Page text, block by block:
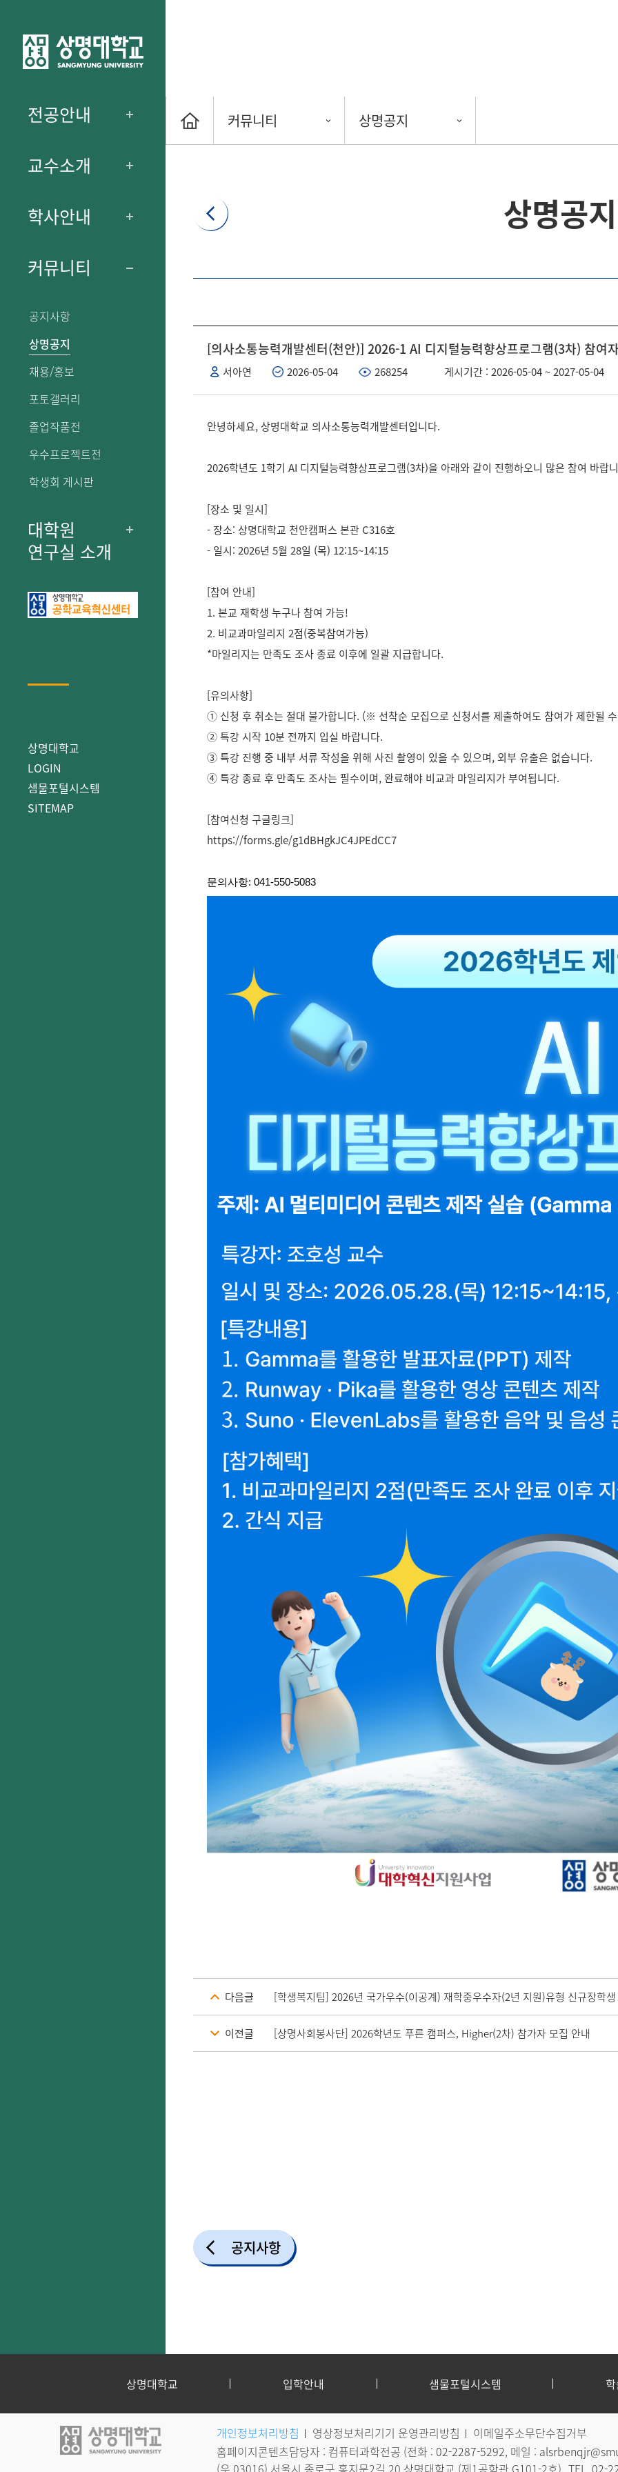
전공안내
교수소개
학사안내
커뮤니티
공지사항
상명공지
채용/홍보
포토갤러리
졸업작품전
우수프로젝트전
학생회 게시판
대학원
연구실 소개
상명대학교
LOGIN
샘물포털시스템
SITEMAP
커뮤니티 상명공지
상명공지
[의사소통능력개발센터(천안)] 2026-1 AI 디지털능력향상프로그램(3차) 참여
서아연 2026-05-04 268254 게시기간 : 2026-05-04 ~ 2027-05-04
안녕하세요, 상명대학교 의사소통능력개발센터입니다.
2026학년도 1학기 AI 디지털능력향상프로그램(3차)을 아래와 같이 진행하오니 많은 참여 바랍
[장소 및 일시]
- 장소: 상명대학교 천안캠퍼스 본관 C316호
- 일시: 2026년 5월 28일 (목) 12:15~14:15
[참여 안내]
1. 본교 재학생 누구나 참여 가능!
2. 비교과마일리지 2점(중복참여가능)
*마일리지는 만족도 조사 종료 이후에 일괄 지급합니다.
[유의사항]
① 신청 후 취소는 절대 불가합니다. (※ 선착순 모집으로 신청서를 제출하여도 참여가 제한될
② 특강 시작 10분 전까지 입실 바랍니다.
③ 특강 진행 중 내부 서류 작성을 위해 사진 촬영이 있을 수 있으며, 외부 유출은 없습니다.
④ 특강 종료 후 만족도 조사는 필수이며, 완료해야 비교과 마일리지가 부여됩니다.
[참여신청 구글링크]
https://forms.gle/g1dBHgkJC4JPEdCC7
문의사항: 041-550-5083
다음글 [학생복지팀] 2026년 국가우수(이공계) 재학중우수자(2년 지원)유형 신규장학
이전글 [상명사회봉사단] 2026학년도 푸른 캠퍼스, Higher(2차) 참가자 모집 안내
공지사항
상명대학교 입학안내 샘물포털시스템
개인정보처리방침 영상정보처리기기 운영관리방침
이메일주소무단수집거부
홈페이지콘텐츠담당자 : 컴퓨터과학전공 (전화 : 02-2287-5292, 메일 :
(우 03016) 서울시 종로구 홍지문2길 20 상명대학교 (제1공학관 G101-2호) TEL. 02-